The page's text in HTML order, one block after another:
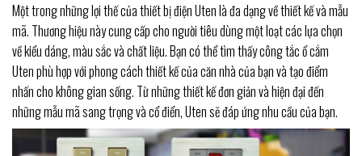
Một trong những lợi thế của thiết bị điện Uten là đa dạng về thiết kế và mẫu
mã. Thương hiệu này cung cấp cho người tiêu dùng một loạt các lựa chọn
về kiểu dáng, màu sắc và chất liệu. Bạn có thể tìm thấy công tắc ổ cắm
Uten phù hợp với phong cách thiết kế của căn nhà của bạn và tạo điểm
nhấn cho không gian sống. Từ những thiết kế đơn giản và hiện đại đến
những mẫu mã sang trọng và cổ điển, Uten sẽ đáp ứng nhu cầu của bạn.